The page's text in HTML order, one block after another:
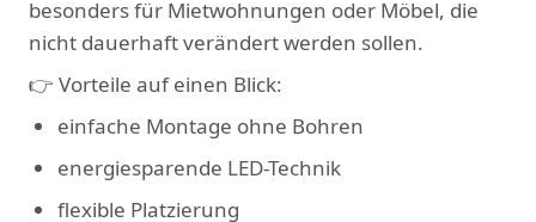
besonders für Mietwohnungen oder Möbel, die
nicht dauerhaft verändert werden sollen.
👉 Vorteile auf einen Blick:
einfache Montage ohne Bohren
energiesparende LED-Technik
flexible Platzierung